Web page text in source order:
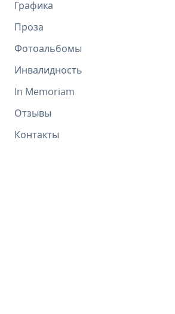
Графика
Проза
Фотоальбомы
Инвалидность
In Memoriam
Отзывы
Контакты